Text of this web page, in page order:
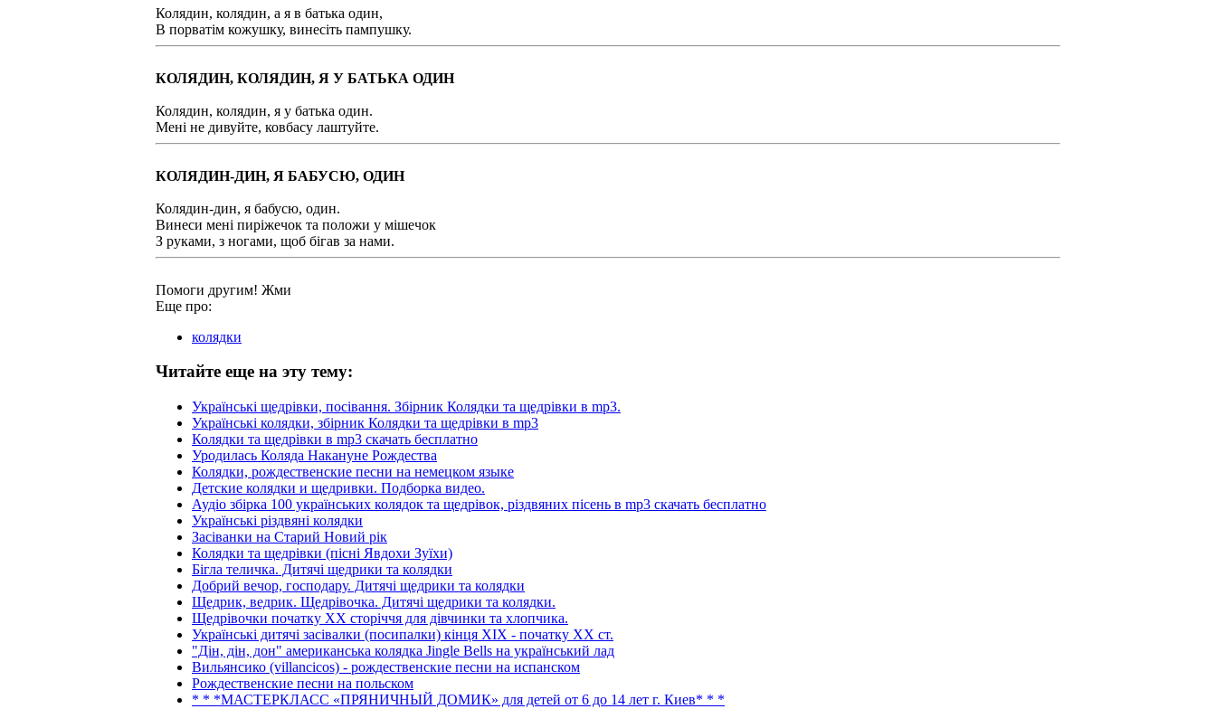
Колядин, колядин, а я в батька один,
В порватім кожушку, винесіть пампушку.
КОЛЯДИН, КОЛЯДИН, Я У БАТЬКА ОДИН
Колядин, колядин, я у батька один.
Мені не дивуйте, ковбасу лаштуйте.
КОЛЯДИН-ДИН, Я БАБУСЮ, ОДИН
Колядин-дин, я бабусю, один.
Винеси мені пиріжечок та положи у мішечок
З руками, з ногами, щоб бігав за нами.
Помоги другим! Жми
Еще про:
колядки
Читайте еще на эту тему:
Українські щедрівки, посівання. Збірник Колядки та щедрівки в mp3.
Українські колядки, збірник Колядки та щедрівки в mp3
Колядки та щедрівки в mp3 скачать бесплатно
Уродилась Коляда Накануне Рождества
Колядки, рождественские песни на немецком языке
Детские колядки и щедривки. Подборка видео.
Аудіо збірка 100 українських колядок та щедрівок, різдвяних пісень в mp3 cкачать бесплатно
Українські різдвяні колядки
Засіванки на Старий Новий рік
Колядки та щедрівки (пісні Явдохи Зуїхи)
Бігла теличка. Дитячі щедрики та колядки
Добрий вечор, господару. Дитячі щедрики та колядки
Щедрик, ведрик. Щедрівочка. Дитячі щедрики та колядки.
Щедрівочки початку XX сторіччя для дівчинки та хлопчика.
Українські дитячі засівалки (посипалки) кінця XIX - початку XX cт.
"Дін, дін, дон" американська колядка Jingle Bells на український лад
Вильянсико (villancicos) - рождественские песни на испанском
Рождественские песни на польском
* * *МАСТЕРКЛАСС «ПРЯНИЧНЫЙ ДОМИК» для детей от 6 до 14 лет г. Киев* * *